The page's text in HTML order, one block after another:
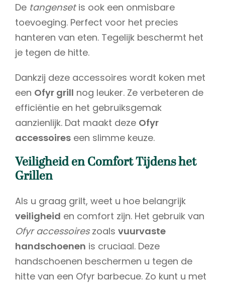
De tangensetis ook een onmisbare
toevoeging. Perfect voor het precies
hanteren van eten. Tegelijk beschermt het
je tegen de hitte.
Dankzij deze accessoires wordt koken met
een Ofyr grill nog leuker. Ze verbeteren de
efficiëntie en het gebruiksgemak
aanzienlijk. Dat maakt deze Ofyr
accessoires een slimme keuze.
Veiligheid en Comfort Tijdens het
Grillen
Als u graag grilt, weet u hoe belangrijk
veiligheid en comfort zijn. Het gebruik van
Ofyr accessoireszoals vuurvaste
handschoenen is cruciaal. Deze
handschoenen beschermen u tegen de
hitte van een Ofyr barbecue. Zo kunt u met